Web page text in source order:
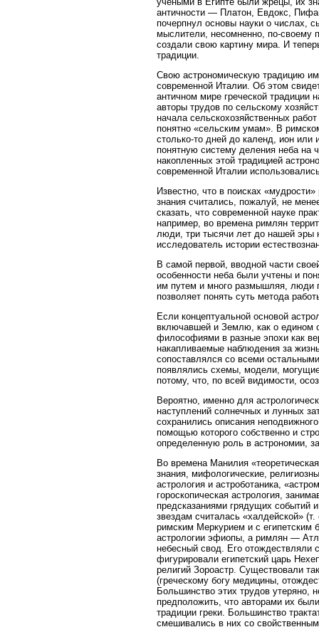
античности — Платон, Евдокс,
почерпнул основы науки о числах,
мыслители, несомненно, по-своему
создали свою картину мира. И
традиции.
Свою астрономическую традицию
современной Италии. Об этом
античном мире греческой традиции
авторы трудов по сельскому
начала сельскохозяйственных
понятно «сельским умам». В
столько-то дней до календ, ион
понятную систему деления неба на
накопленных этой традицией
современной Италии
Известно, что в поисках
знания считались, пожалуй, не
сказать, что современной науке
например, во времена римлян
люди, три тысячи лет до нашей эры
исследователь истории
В самой первой, вводной части
особенности неба были учтены и
им путем и много размышляя, люди
позволяет понять суть метода
Если концептуальной основой
включавшей и Землю, как о едином
философиями в разные эпохи как
накапливаемые наблюдения за
сопоставлялся со всеми
появлялись схемы, модели,
потому, что, по всей видимости,
Вероятно, именно для
наступлений солнечных и лунных
сохранились описания
помощью которого собственно и
определенную роль в астрономии,
Во времена Манилия
знания, мифологические,
астрология и астроботаника,
гороскопическая астрология,
предсказаниями грядущих событий
звездам считалась «халдейской»
римским Меркурием и с египетским
астрологии эфиопы, а римлян —
небесный свод. Его отождествляли
фигурировали египетский царь
религий Зороастр. Существовали
(греческому богу медицины,
Большинство этих трудов
предположить, что авторами их
традиции греки. Большинство
смешивались в них со